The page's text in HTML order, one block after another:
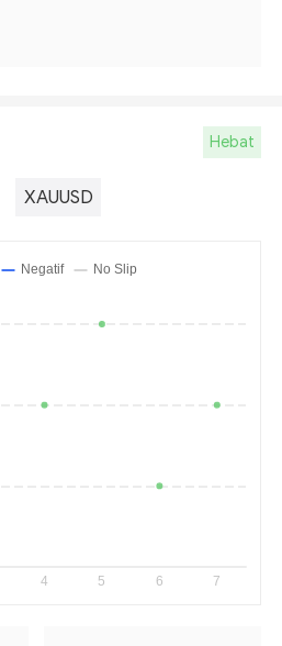
Hebat
XAUUSD